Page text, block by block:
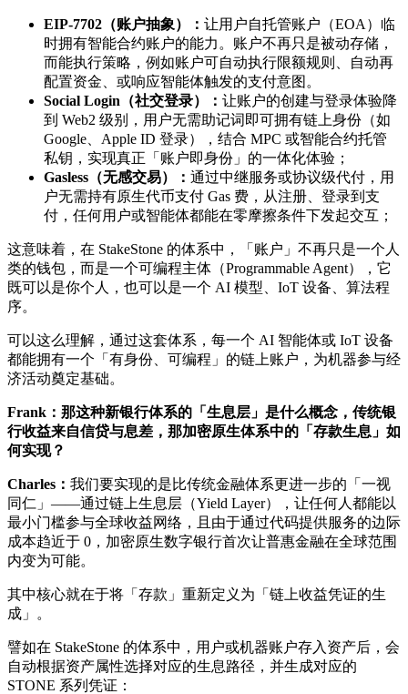
EIP-7702（账户抽象）： 让用户自托管账户（EOA）临
时拥有智能合约账户的能力。账户不再只是被动存储，
而能执行策略，例如账户可自动执行限额规则、自动再
配置资金、或响应智能体触发的支付意图。
Social Login（社交登录）： 让账户的创建与登录体验降
到 Web2 级别，用户无需助记词即可拥有链上身份（如
Google、Apple ID 登录），结合 MPC 或智能合约托管
私钥，实现真正「账户即身份」的一体化体验；
Gasless（无感交易）： 通过中继服务或协议级代付，用
户无需持有原生代币支付 Gas 费，从注册、登录到支
付，任何用户或智能体都能在零摩擦条件下发起交互；
这意味着，在 StakeStone 的体系中，「账户」不再只是一个人
类的钱包，而是一个可编程主体（Programmable Agent），它
既可以是你个人，也可以是一个 AI 模型、IoT 设备、算法程
序。
可以这么理解，通过这套体系，每一个 AI 智能体或 IoT 设备
都能拥有一个「有身份、可编程」的链上账户，为机器参与经
济活动奠定基础。
Frank：那这种新银行体系的「生息层」是什么概念，传统银
行收益来自信贷与息差，那加密原生体系中的「存款生息」如
何实现？
Charles： 我们要实现的是比传统金融体系更进一步的「一视
同仁」——通过链上生息层（Yield Layer），让任何人都能以
最小门槛参与全球收益网络，且由于通过代码提供服务的边际
成本趋近于 0，加密原生数字银行首次让普惠金融在全球范围
内变为可能。
其中核心就在于将「存款」重新定义为「链上收益凭证的生
成」。
譬如在 StakeStone 的体系中，用户或机器账户存入资产后，会
自动根据资产属性选择对应的生息路径，并生成对应的
STONE 系列凭证：